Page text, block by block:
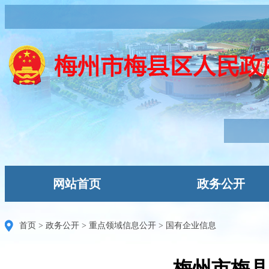
网站首页 政务公开
首页 > 政务公开 > 重点领域信息公开 > 国有企业信息